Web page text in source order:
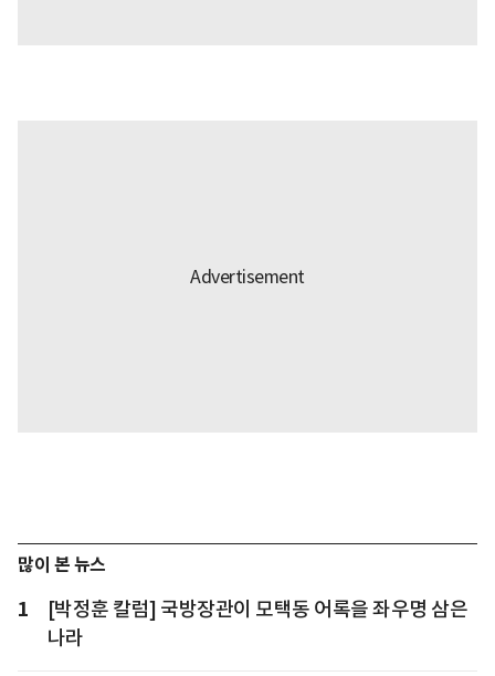
많이 본 뉴스
1
[박정훈 칼럼] 국방장관이 모택동 어록을 좌우명 삼은
나라